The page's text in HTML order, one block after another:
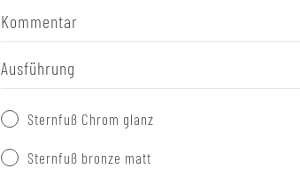
Kommentar
Ausführung
Sternfuß Chrom glanz
Sternfuß bronze matt